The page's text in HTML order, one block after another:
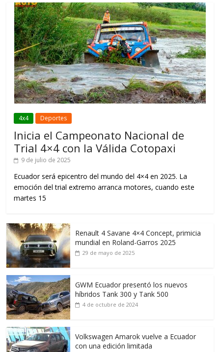
4x4 Deportes
Inicia el Campeonato Nacional de
Trial 4×4 con la Válida Cotopaxi
9 de julio de 2025
Ecuador será epicentro del mundo del 4×4 en 2025. La
emoción del trial extremo arranca motores, cuando este
martes 15
Renault 4 Savane 4×4 Concept, primicia
mundial en Roland-Garros 2025
29 de mayo de 2025
GWM Ecuador presentó los nuevos
híbridos Tank 300 y Tank 500
4 de octubre de 2024
Volkswagen Amarok vuelve a Ecuador
con una edición limitada